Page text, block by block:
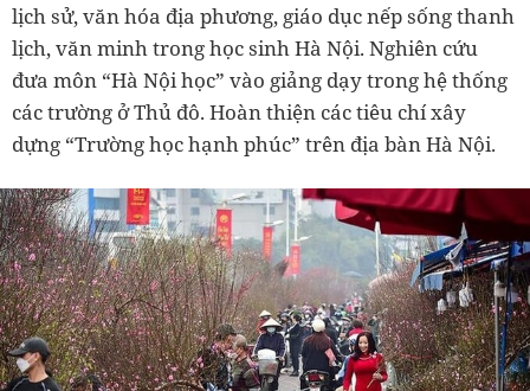
lịch sử, văn hóa địa phương, giáo dục nếp sống thanh
lịch, văn minh trong học sinh Hà Nội. Nghiên cứu
đưa môn “Hà Nội học” vào giảng dạy trong hệ thống
các trường ở Thủ đô. Hoàn thiện các tiêu chí xây
dựng “Trường học hạnh phúc” trên địa bàn Hà Nội.